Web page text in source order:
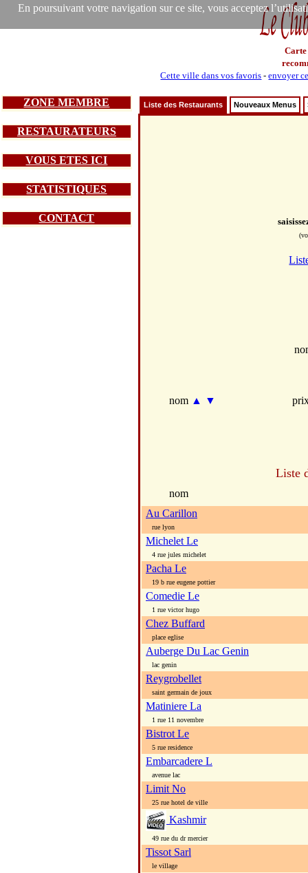
En poursuivant votre navigation sur ce site, vous acceptez
Carte
Cette ville dans vos favoris -envoyer
ZONE MEMBRE
RESTAURATEURS
VOUS ETES ICI
STATISTIQUES
CONTACT
Liste des Restaurants Nouveaux Menus
nom ▲ ▼
Liste
nom
Au Carillon
rue lyon
Michelet Le
4 rue jules michelet
Pacha Le
19 b rue eugene pottier
Comedie Le
1 rue victor hugo
Chez Buffard
place eglise
Auberge Du Lac Genin
lac genin
Reygrobellet
saint germain de joux
Matiniere La
1 rue 11 novembre
Bistrot Le
5 rue residence
Embarcadere L
avenue lac
Limit No
25 rue hotel de ville
Kashmir
49 rue du dr mercier
Tissot Sarl
le village